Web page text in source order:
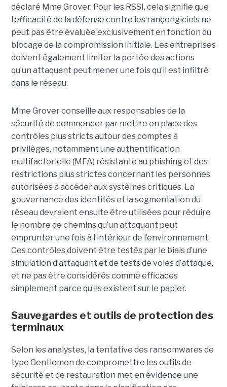
déclaré Mme Grover. Pour les RSSI, cela signifie que
l’efficacité de la défense contre les rançongiciels ne
peut pas être évaluée exclusivement en fonction du
blocage de la compromission initiale. Les entreprises
doivent également limiter la portée des actions
qu’un attaquant peut mener une fois qu’il est infiltré
dans le réseau.
Mme Grover conseille aux responsables de la
sécurité de commencer par mettre en place des
contrôles plus stricts autour des comptes à
privilèges, notamment une authentification
multifactorielle (MFA) résistante au phishing et des
restrictions plus strictes concernant les personnes
autorisées à accéder aux systèmes critiques. La
gouvernance des identités et la segmentation du
réseau devraient ensuite être utilisées pour réduire
le nombre de chemins qu’un attaquant peut
emprunter une fois à l’intérieur de l’environnement.
Ces contrôles doivent être testés par le biais d’une
simulation d’attaquant et de tests de voies d’attaque,
et ne pas être considérés comme efficaces
simplement parce qu’ils existent sur le papier.
Sauvegardes et outils de protection des
terminaux
Selon les analystes, la tentative des ransomwares de
type Gentlemen de compromettre les outils de
sécurité et de restauration met en évidence une